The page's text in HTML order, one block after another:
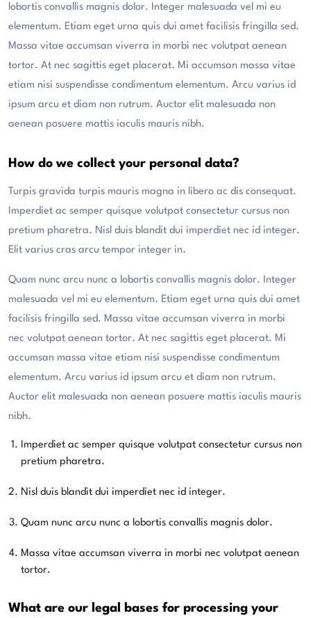
lobortis convallis magnis dolor. Integer malesuada vel mi eu
elementum. Etiam eget urna quis dui amet facilisis fringilla sed.
Massa vitae accumsan viverra in morbi nec volutpat aenean
tortor. At nec sagittis eget placerat. Mi accumsan massa vitae
etiam nisi suspendisse condimentum elementum. Arcu varius id
ipsum arcu et diam non rutrum. Auctor elit malesuada non
aenean posuere mattis iaculis mauris nibh.
How do we collect your personal data?
Turpis gravida turpis mauris magna in libero ac dis consequat.
Imperdiet ac semper quisque volutpat consectetur cursus non
pretium pharetra. Nisl duis blandit dui imperdiet nec id integer.
Elit varius cras arcu tempor integer in.
Quam nunc arcu nunc a lobortis convallis magnis dolor. Integer
malesuada vel mi eu elementum. Etiam eget urna quis dui amet
facilisis fringilla sed. Massa vitae accumsan viverra in morbi
nec volutpat aenean tortor. At nec sagittis eget placerat. Mi
accumsan massa vitae etiam nisi suspendisse condimentum
elementum. Arcu varius id ipsum arcu et diam non rutrum.
Auctor elit malesuada non aenean posuere mattis iaculis mauris
nibh.
Imperdiet ac semper quisque volutpat consectetur cursus non
pretium pharetra.
Nisl duis blandit dui imperdiet nec id integer.
Quam nunc arcu nunc a lobortis convallis magnis dolor.
Massa vitae accumsan viverra in morbi nec volutpat aenean
tortor.
What are our legal bases for processing your